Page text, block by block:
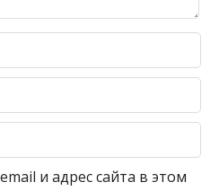
и адрес сайта в этом